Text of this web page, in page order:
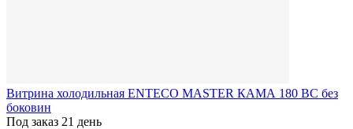
Витрина холодильная ENTECO MASTER КАМА 180 BC без
боковин
Под заказ 21 день